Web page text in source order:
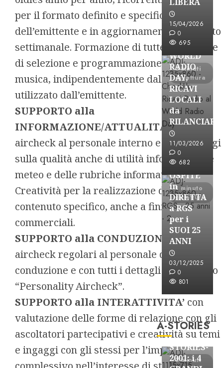
per il formato definito e specifico
dell’emittente e in aggiornamento/confronto
settimanale. Formazione di tutte le tecniche
di selezione e programmazione della
musica, indipendentemente dal software
utilizzato dall’emittente.
SUPPORTO alla
INFORMAZIONE/ATTUALITA’con
aircheck al personale interno e monitoraggi
sulla qualità anche di utilità info-mobilità e
meteo e delle rubriche informative.
Creatività per la realizzazione di spazi di
contenuto specifico, anche a fini
commerciali.
SUPPORTO alla CONDUZIONE con
aircheck regolari al personale di
conduzione e con tutti i dettagli del servizio
“Personality Aircheck”.
SUPPORTO alla INTERATTIVITA’ con
valutazione delle forme di relazione con gli
ascoltatori partecipativi e creatività su temi
e ingaggi con gli stessi per l’impatto
15/04/2026
0
695
3 minuti
di lettura
Astorri News
FREE
WORLD
RADIO
DAY,
RICAVI
LOCALI
da
RILANCIARE
11/03/2026
0
682
1 minuto
di lettura
Astorri News
FREE
ASTORRI
OSPITE
in
DIRETTA
a RGS
per i
SUOI 25
ANNI
03/12/2025
0
801
A-STORIES
3 minuti
A-Stories
FREE
A-
STORIES-
2001: i 4